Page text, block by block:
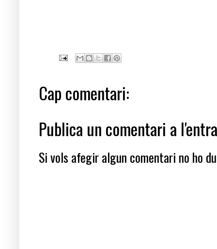
Cap comentari:
Publica un comentari a
Si vols afegir algun comentari no ho